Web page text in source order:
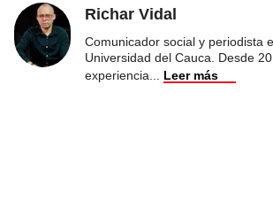
Richar Vidal
Comunicador social y periodista
Universidad del Cauca. Desde
experiencia
Leer más